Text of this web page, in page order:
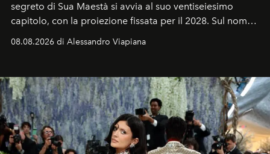
segreto di Sua Maestà si avvia al suo ventiseiesimo
capitolo, con la proiezione fissata per il 2028. Sul nome
dell’attore chiamato a raccogliere l’eredità di Daniel
Craig, però, regna ancora il più assoluto riserbo.
08.08.2026 di Alessandro Viapiana